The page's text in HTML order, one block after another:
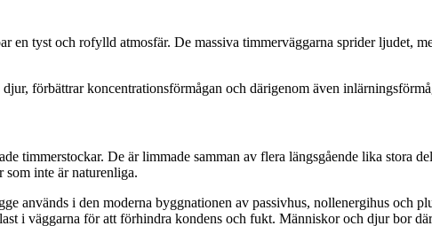
en tyst och rofylld atmosfär. De massiva timmerväggarna sprider ljudet,
förbättrar koncentrationsförmågan och därigenom även
timmerstockar. De är limmade samman av flera längsgående lika stora
inte är naturenliga.
används i den moderna byggnationen av passivhus, nollenergihus och
i väggarna för att förhindra kondens och fukt. Människor och djur bor